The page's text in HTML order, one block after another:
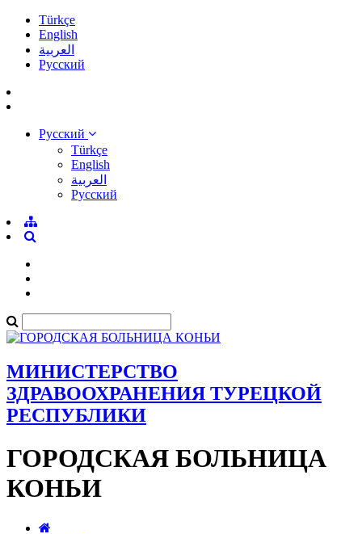
Türkçe
English
العربية
Pусский
Pусский
Türkçe
English
العربية
Pусский
МИНИСТЕРСТВО
ЗДРАВООХРАНЕНИЯ ТУРЕЦКОЙ
РЕСПУБЛИКИ
ГОРОДСКАЯ БОЛЬНИЦА
КОНЬИ